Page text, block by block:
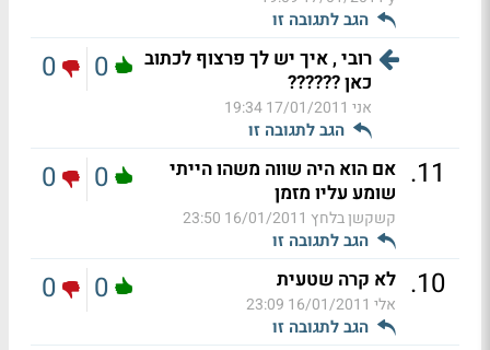
הגב לתגובה זו
רובי , איך יש לך פרצוף לכתוב
כאן ??????
אני 17/01/2011 19:34
הגב לתגובה זו
0
0
11
. אם הוא היה שווה משהו הייתי
שומע עליו מזמן
קשקשן בלחץ 16/01/2011 23:50
הגב לתגובה זו
0
0
10
. לא קרה שטעית
אלי 16/01/2011 23:09
הגב לתגובה זו
0
0